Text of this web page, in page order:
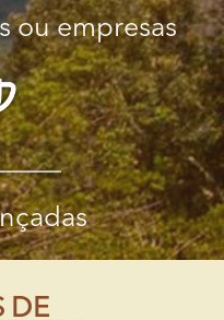
ou empresas
DE